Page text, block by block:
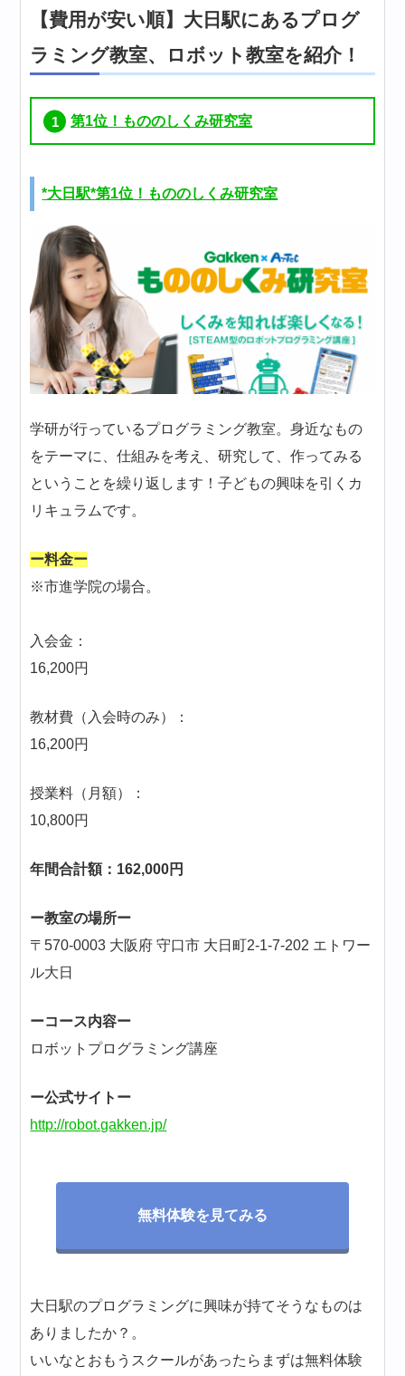
【費用が安い順】大日駅にあるプログ
ラミング教室、ロボット教室を紹介！
第1位！もののしくみ研究室
*大日駅*第1位！もののしくみ研究室
学研が行っているプログラミング教室。身近なもの
をテーマに、仕組みを考え、研究して、作ってみる
ということを繰り返します！子どもの興味を引くカ
リキュラムです。
ー料金ー
※市進学院の場合。
入会金：
16,200円
教材費（入会時のみ）：
16,200円
授業料（月額）：
10,800円
年間合計額：162,000円
ー教室の場所ー
〒570-0003 大阪府 守口市 大日町2-1-7-202 エトワー
ル大日
ーコース内容ー
ロボットプログラミング講座
ー公式サイトー
http://robot.gakken.jp/
無料体験を見てみる
大日駅のプログラミングに興味が持てそうなものは
ありましたか？。
いいなとおもうスクールがあったらまずは無料体験